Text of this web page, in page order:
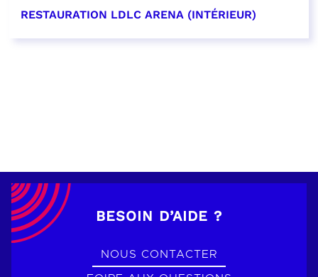
RESTAURATION LDLC ARENA (INTÉRIEUR)
BESOIN D’AIDE ?
NOUS CONTACTER